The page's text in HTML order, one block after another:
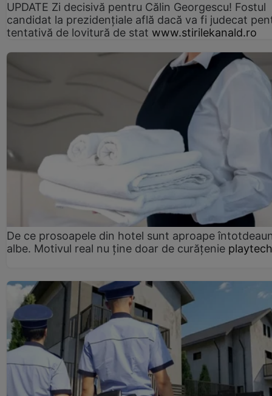
UPDATE Zi decisivă pentru Călin Georgescu! Fostul
candidat la prezidențiale află dacă va fi judecat
tentativă de lovitură de stat www.stirilekanald.ro
De ce prosoapele din hotel sunt aproape
albe. Motivul real nu ține doar de curățenie